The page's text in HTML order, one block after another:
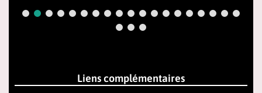
Liens complémentaires